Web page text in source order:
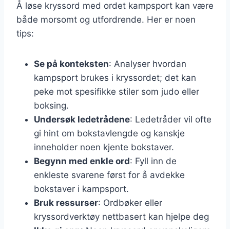
Å løse kryssord med ordet kampsport kan være
både morsomt og utfordrende. Her er noen
tips:
Se på konteksten: Analyser hvordan
kampsport brukes i kryssordet; det kan
peke mot spesifikke stiler som judo eller
boksing.
Undersøk ledetrådene: Ledetråder vil ofte
gi hint om bokstavlengde og kanskje
inneholder noen kjente bokstaver.
Begynn med enkle ord: Fyll inn de
enkleste svarene først for å avdekke
bokstaver i kampsport.
Bruk ressurser: Ordbøker eller
kryssordverktøy nettbasert kan hjelpe deg